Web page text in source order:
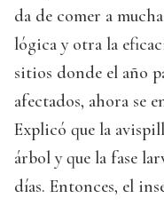
da de comer a
lógica y otra la
sitios donde el año
afectados, ahora se
Explicó que la
árbol y que la fase
días. Entonces, el